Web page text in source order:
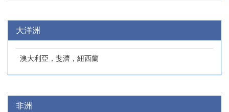
大洋洲
澳大利亞，斐濟，紐西蘭
非洲